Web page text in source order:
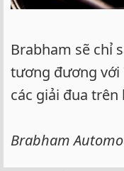
Brabham sẽ chỉ
tương đương với
các giải đua
Brabham